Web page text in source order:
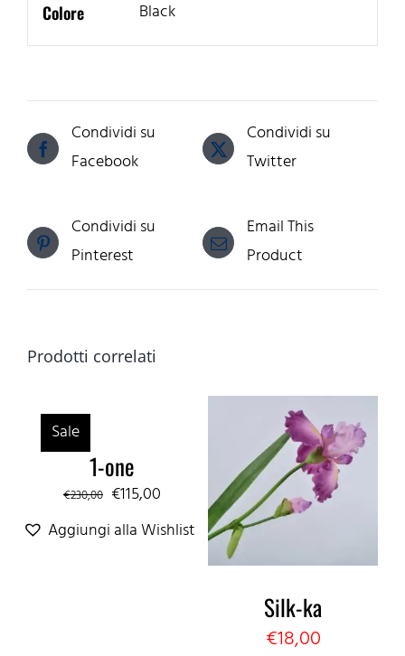
Colore Black
Condividi su
Facebook
Condividi su
Twitter
Condividi su
Pinterest
Email This
Product
Prodotti correlati
Sale
1-one
€230,00 Il
prezzo
€115,00
prezzo
Aggiungi alla Wishlist
Silk-ka
€18,00